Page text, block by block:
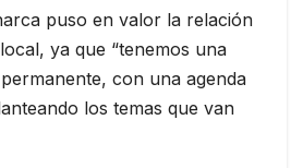
puso en valor la relación
ya que “tenemos una
con una agenda
los temas que van